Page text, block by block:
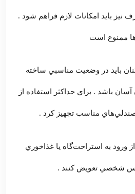
نيز بايد امكانات لازم فراهم شود .
ممنوع است
بايد در وضعيت مناسبي ساخته
باشد . براي حداكثر استفاده از
صندلي‌هاي مناسب تجهيز كرد .
از ورود به استراحت‌گاه يا غذاخوري
شخصي تعويض كنند .